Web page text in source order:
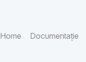
Home Documentație